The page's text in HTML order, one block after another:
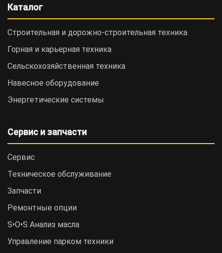
Каталог
Строительная и дорожно-cтроительная техника
Горная и карьерная техника
Сельскохозяйственная техника
Навесное оборудование
Энергетические системы
Сервис и запчасти
Сервис
Техническое обслуживание
Запчасти
Ремонтные опции
S•O•S Анализ масла
Управление парком техники